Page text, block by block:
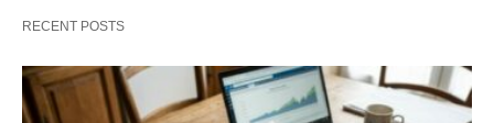
RECENT POSTS